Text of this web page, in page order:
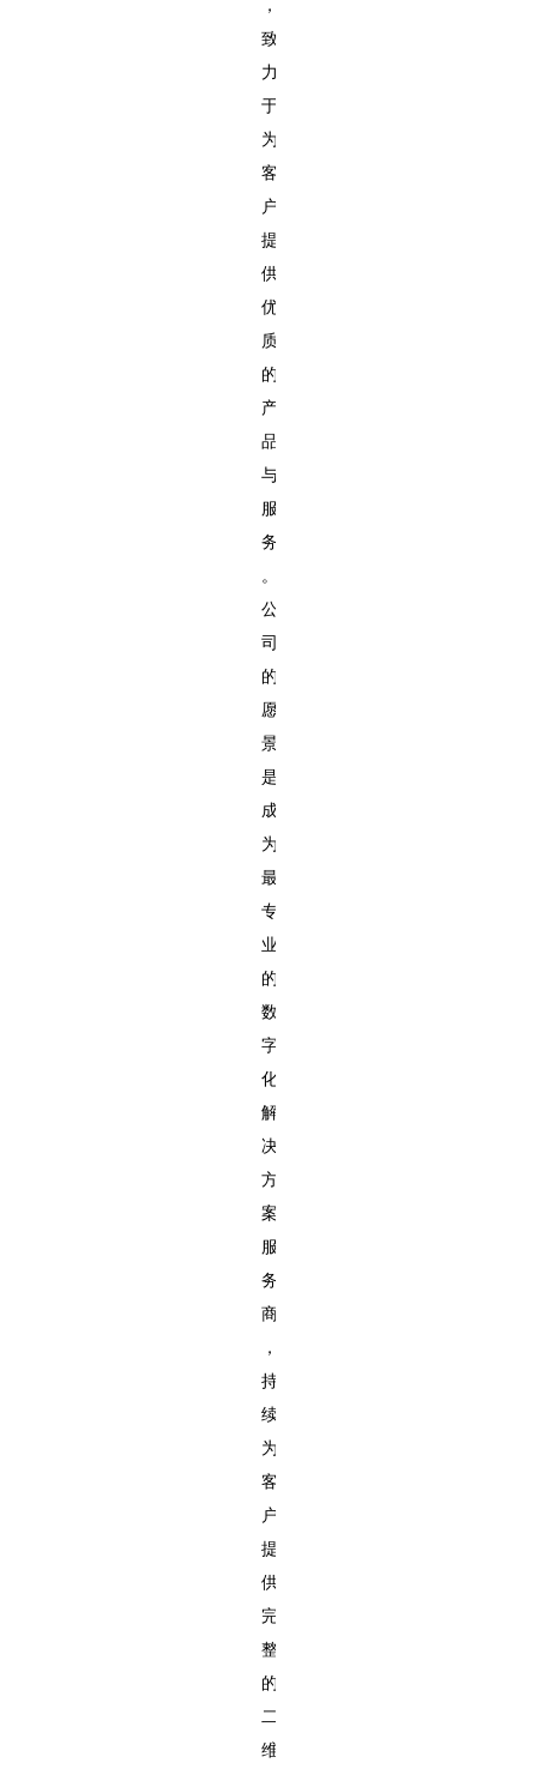
，
致
力
于
为
客
户
提
供
优
质
的
产
品
与
服
务
。
公
司
的
愿
景
是
成
为
最
专
业
的
数
字
化
解
决
方
案
服
务
商
，
持
续
为
客
户
提
供
完
整
的
二
维